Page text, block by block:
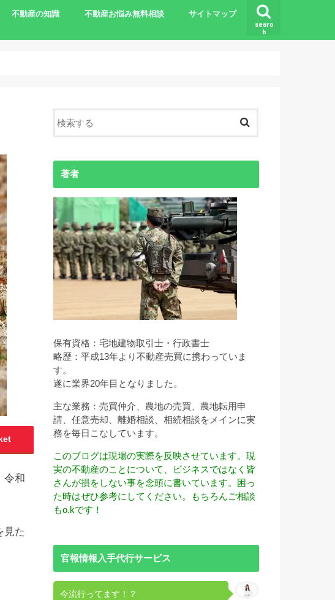
searc
h
不動産の知識
不動産売却の基礎知識
不動産お悩み無料相談 サイトマップ
令和
見た
著者
保有資格：宅地建物取引士・行政書士
略歴：平成13年より不動産売買に携わっていま
す。
遂に業界20年目となりました。
主な業務：売買仲介、農地の売買、農地転用申
請、任意売却、離婚相談、相続相談をメインに実
務を毎日こなしています。
このブログは現場の実際を反映させています。現
実の不動産のことについて、ビジネスではなく皆
さんが損をしない事を念頭に書いています。困っ
た時はぜひ参考にしてください。もちろんご相談
もo.kです！
官報情報入手代行サービス
今流行ってます！？